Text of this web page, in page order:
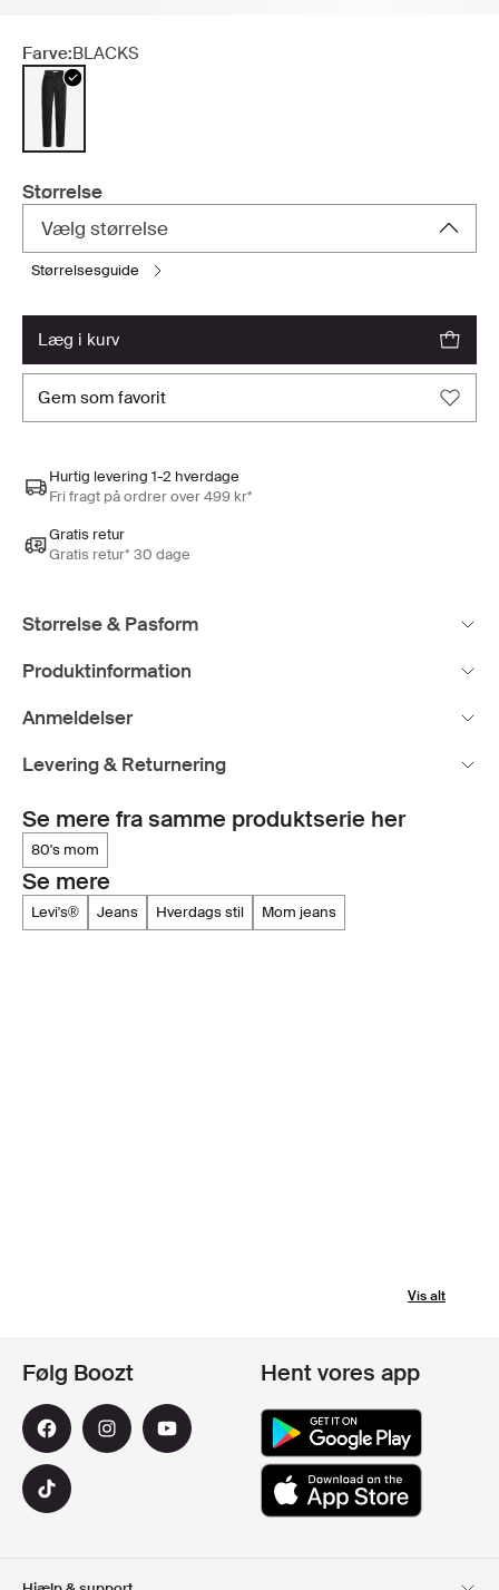
Farve:BLACKS
Størrelse
Vælg størrelse
størrelsesguide
læg i kurv
gem som favorit
Hurtig levering 1-2 hverdage
Fri fragt på ordrer over 499 kr*
Gratis retur
Gratis retur* 30 dage
Størrelse & Pasform
Produktinformation
Anmeldelser
Levering & Returnering
Se mere fra samme produktserie her
80's mom
Se mere
levi's® jeans hverdags stil mom jeans
Vis alt
Følg Boozt Hent vores app